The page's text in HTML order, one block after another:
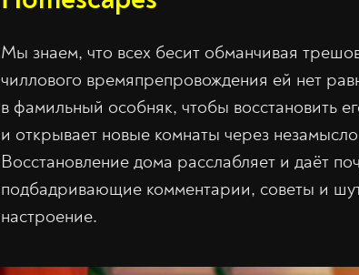
Мы знаем, что всех бесит обманчивая
чиллового времяпрепровождения ей нет
в фамильный особняк, чтобы восстановить
и открывает новые комнаты через
Восстановление дома расслабляет и даёт
подбадривающие комментарии, советы и
настроение.